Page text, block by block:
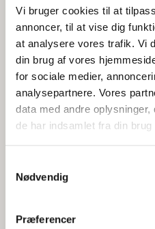
Vi bruger cookies til at
annoncer, til at vise dig
at analysere vores trafik. Vi
din brug af vores
for sociale medier,
analysepartnere. Vores
data med andre
de har indsamlet fra din
Nødvendig
Præferencer
Jeg accepterer behandlingen
henhold tilprivatlivspolitikken